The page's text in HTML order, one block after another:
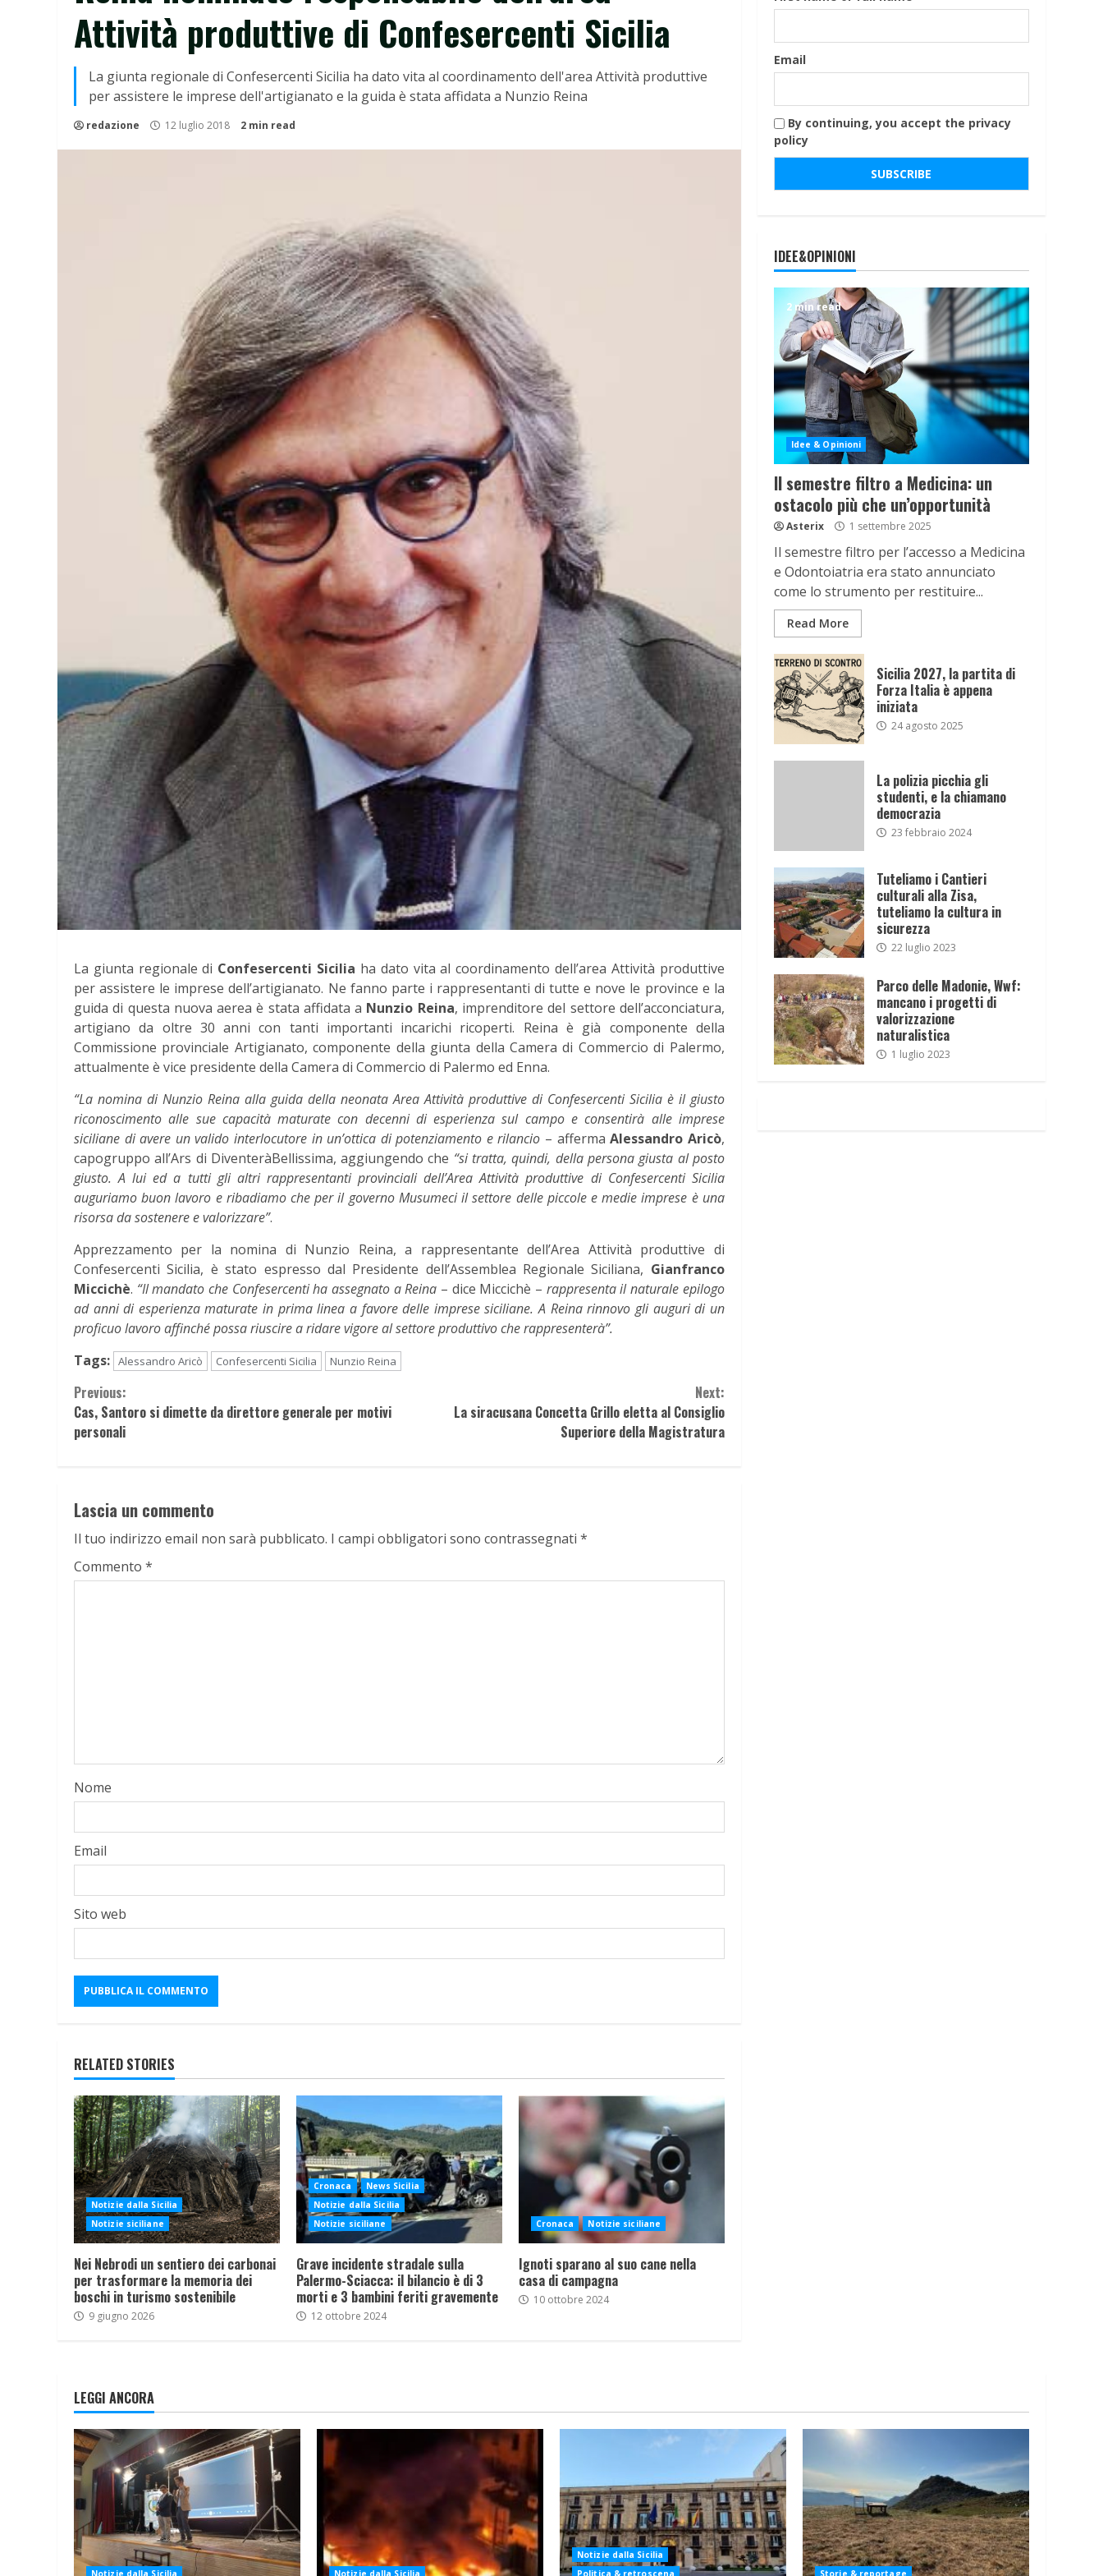
Attività produttive di Confesercenti Sicilia
La giunta regionale di Confesercenti Sicilia ha dato vita al coordinamento dell'area Attività produttive
per assistere le imprese dell'artigianato e la guida è stata affidata a Nunzio Reina
redazione 12 luglio 2018 2 min read
La giunta regionale di Confesercenti Sicilia ha dato vita al coordinamento dell’area Attività produttive
per assistere le imprese dell’artigianato. Ne fanno parte i rappresentanti di tutte e nove le province e la
guida di questa nuova aerea è stata affidata a Nunzio Reina, imprenditore del settore dell’acconciatura,
artigiano da oltre 30 anni con tanti importanti incarichi ricoperti. Reina è già componente della
Commissione provinciale Artigianato, componente della giunta della Camera di Commercio di Palermo,
attualmente è vice presidente della Camera di Commercio di Palermo ed Enna.
“La nomina di Nunzio Reina alla guida della neonata Area Attività produttive di Confesercenti Sicilia è il giusto
riconoscimento alle sue capacità maturate con decenni di esperienza sul campo e consentirà alle imprese
siciliane di avere un valido interlocutore in un’ottica di potenziamento e rilancio – affermaAlessandro Aricò,
capogruppo all’Ars di DiventeràBellissima, aggiungendo che “si tratta, quindi, della persona giusta al posto
giusto. A lui ed a tutti gli altri rappresentanti provinciali dell’Area Attività produttive di Confesercenti Sicilia
auguriamo buon lavoro e ribadiamo che per il governo Musumeci il settore delle piccole e medie imprese è una
risorsa da sostenere e valorizzare”.
Apprezzamento per la nomina di Nunzio Reina, a rappresentante dell’Area Attività produttive di
Confesercenti Sicilia, è stato espresso dal Presidente dell’Assemblea Regionale Siciliana, Gianfranco
Miccichè. “Il mandato che Confesercenti ha assegnato a Reina – dice Miccichè – rappresenta il naturale epilogo
ad anni di esperienza maturate in prima linea a favore delle imprese siciliane. A Reina rinnovo gli auguri di un
proficuo lavoro affinché possa riuscire a ridare vigore al settore produttivo che rappresenterà”.
Tags: Alessandro Aricò Confesercenti Sicilia Nunzio Reina
Continue
Reading
Previous:
Cas, Santoro si dimette da direttore generale per motivi
personali
Next:
La siracusana Concetta Grillo eletta al Consiglio
Superiore della Magistratura
Lascia un commento
Il tuo indirizzo email non sarà pubblicato. I campi obbligatori sono contrassegnati *
Commento *
Nome
Email
Sito web
RELATED STORIES
Notizie dalla Sicilia
Notizie siciliane
Nei Nebrodi un sentiero dei carbonai
per trasformare la memoria dei
boschi in turismo sostenibile
9 giugno 2026
Cronaca
News Sicilia
Notizie dalla Sicilia
Notizie siciliane
Grave incidente stradale sulla
Palermo-Sciacca: il bilancio è di 3
morti e 3 bambini feriti gravemente
12 ottobre 2024
Cronaca Notizie siciliane
Ignoti sparano al suo cane nella
casa di campagna
10 ottobre 2024
Email
By continuing, you accept the privacy
policy
IDEE&OPINIONI
2 min read
Idee & Opinioni
Il semestre filtro a Medicina: un
ostacolo più che un’opportunità
Asterix 1 settembre 2025
Il semestre filtro per l’accesso a Medicina
e Odontoiatria era stato annunciato
come lo strumento per restituire...
Read More
Sicilia 2027, la partita di
Forza Italia è appena
iniziata
24 agosto 2025
La polizia picchia gli
studenti, e la chiamano
democrazia
23 febbraio 2024
Tuteliamo i Cantieri
culturali alla Zisa,
tuteliamo la cultura in
sicurezza
22 luglio 2023
Parco delle Madonie, Wwf:
mancano i progetti di
valorizzazione
naturalistica
1 luglio 2023
LEGGI ANCORA
Notizie dalla Sicilia Notizie dalla Sicilia
Notizie dalla Sicilia
Politica & retroscena
Storie & reportage